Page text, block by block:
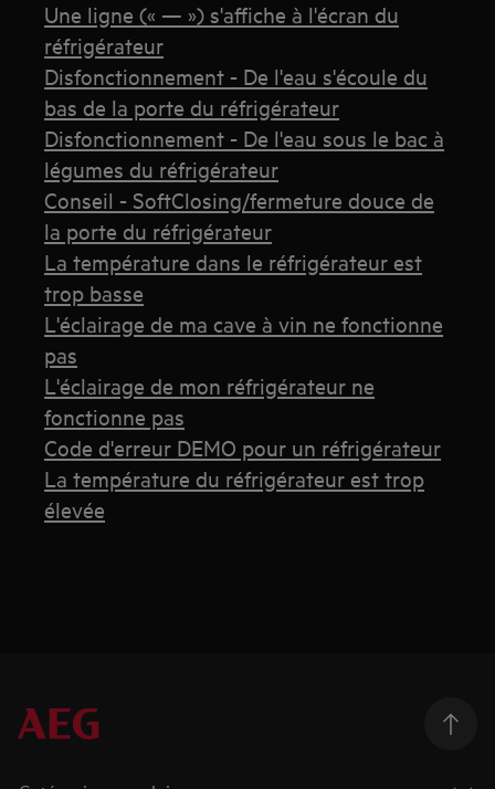
Une ligne (« — ») s'affiche à l'écran du
réfrigérateur
Disfonctionnement - De l'eau s'écoule du
bas de la porte du réfrigérateur
Disfonctionnement - De l'eau sous le bac à
légumes du réfrigérateur
Conseil - SoftClosing/fermeture douce de
la porte du réfrigérateur
La température dans le réfrigérateur est
trop basse
L'éclairage de ma cave à vin ne fonctionne
pas
L'éclairage de mon réfrigérateur ne
fonctionne pas
Code d'erreur DEMO pour un réfrigérateur
La température du réfrigérateur est trop
élevée